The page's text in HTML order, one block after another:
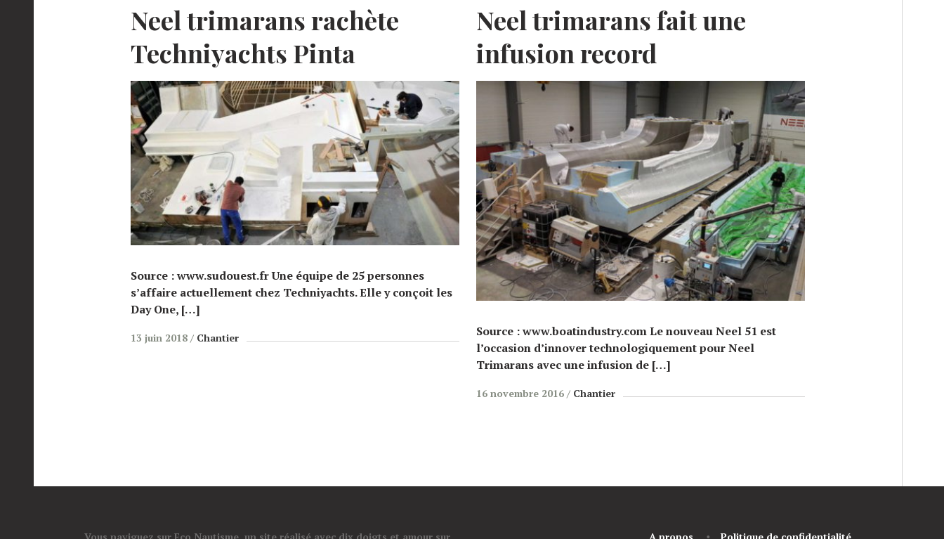
Neel trimarans rachète
Techniyachts Pinta
E
Source : www.sudouest.fr Une équipe de 25 personnes
s’affaire actuellement chez Techniyachts. Elle y conçoit les
Day One, […]
13 juin 2018 Chantier
Neel trimarans fait une
infusion record
E
Source : www.boatindustry.com Le nouveau Neel 51 est
l’occasion d’innover technologiquement pour Neel
Trimarans avec une infusion de […]
16 novembre 2016 Chantier